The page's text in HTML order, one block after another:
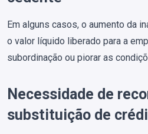
Em alguns casos, o aumento da
o valor líquido liberado para a
subordinação ou piorar as
Necessidade de
substituição de